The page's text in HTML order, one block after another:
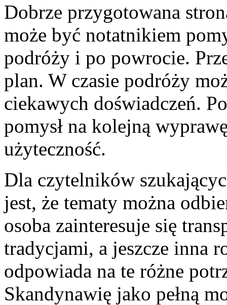
Dobrze przygotowana
może być notatnikiem
podróży i po powrocie.
plan. W czasie podróży
ciekawych doświadczeń.
pomysł na kolejną
użyteczność.
Dla czytelników
jest, że tematy można
osoba zainteresuje się
tradycjami, a jeszcze inna
odpowiada na te różne
Skandynawię jako pełną